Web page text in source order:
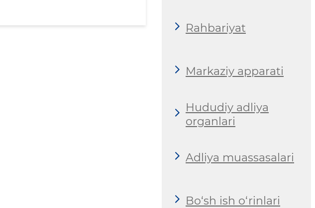
Rahbariyat
Markaziy apparati
Hududiy adliya
organlari
Adliya muassasalari
Bo‘sh ish o‘rinlari